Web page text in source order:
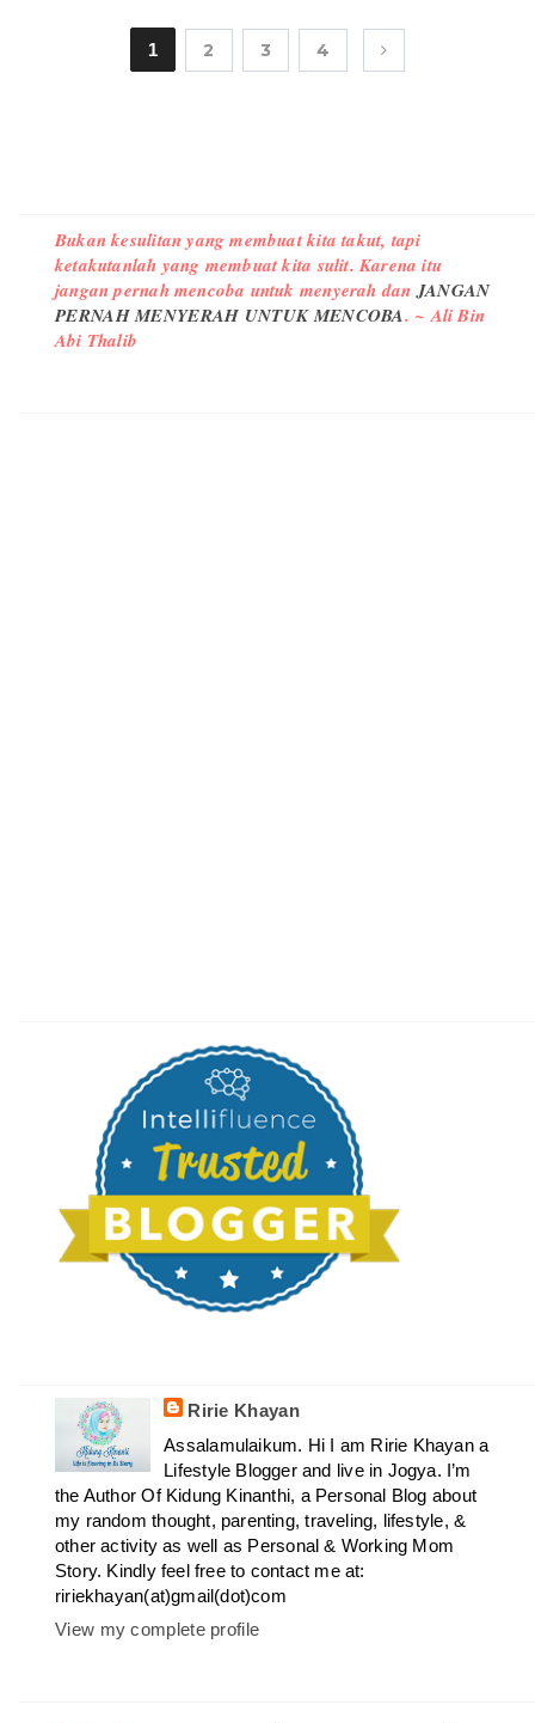
1 2 3 4
Bukan kesulitan yang membuat kita takut, tapi
ketakutanlah yang membuat kita sulit. Karena itu
jangan pernah mencoba untuk menyerah danJANGAN
PERNAH MENYERAH UNTUK MENCOBA. ~ Ali Bin
Abi Thalib
Ririe Khayan
Assalamulaikum. Hi I am Ririe Khayan a
Lifestyle Blogger and live in Jogya. I’m
the Author Of Kidung Kinanthi, a Personal Blog about
my random thought, parenting, traveling, lifestyle, &
other activity as well as Personal & Working Mom
Story. Kindly feel free to contact me at:
ririekhayan(at)gmail(dot)com
View my complete profile